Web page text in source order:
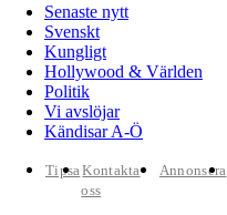
Senaste nytt
Svenskt
Kungligt
Hollywood & Världen
Politik
Vi avslöjar
Kändisar A-Ö
TipsaKontakta
oss
Annonsera